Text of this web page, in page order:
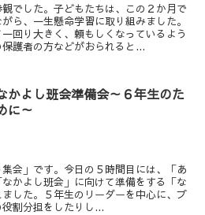
でした。子どもたちは、この２か月で
ら、一生懸命学習に取り組みました。
回り大きく、頼もしくなっているよう
護者の方などがおられると...
かよし班会準備会～６年生のた
に～
会」です。今日の５時間目には、「あ
かよし班会」に向けて準備をする「な
した。５年生のリーダーを中心に、プ
割分担をしたりし...